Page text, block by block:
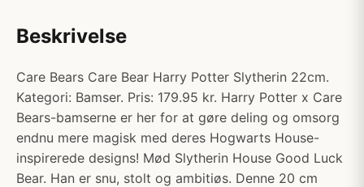
Beskrivelse
Care Bears Care Bear Harry Potter Slytherin 22cm.
Kategori: Bamser. Pris: 179.95 kr. Harry Potter x Care
Bears-bamserne er her for at gøre deling og omsorg
endnu mere magisk med deres Hogwarts House-
inspirerede designs! Mød Slytherin House Good Luck
Bear. Han er snu, stolt og ambitiøs. Denne 20 cm